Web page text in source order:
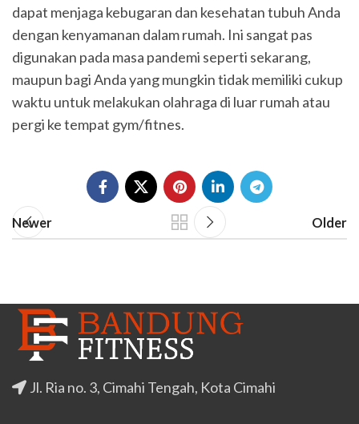
dapat menjaga kebugaran dan kesehatan tubuh Anda
dengan kenyamanan dalam rumah. Ini sangat pas
digunakan pada masa pandemi seperti sekarang,
maupun bagi Anda yang mungkin tidak memiliki cukup
waktu untuk melakukan olahraga di luar rumah atau
pergi ke tempat gym/fitnes.
Newer Older
Jl. Ria no. 3, Cimahi Tengah, Kota Cimahi